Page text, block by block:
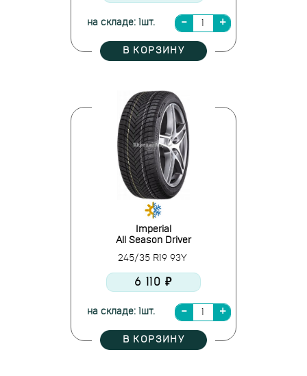
на складе: 1шт.
В КОРЗИНУ
Imperial
All Season Driver
245/35 R19 93Y
6 110 ₽
на складе: 1шт.
В КОРЗИНУ